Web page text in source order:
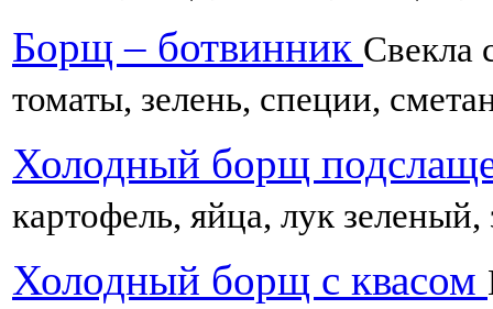
Борщ – ботвинник Свекла
томаты, зелень, специи,
Холодный борщ
картофель, яйца, лук зеленый,
Холодный борщ с квасом